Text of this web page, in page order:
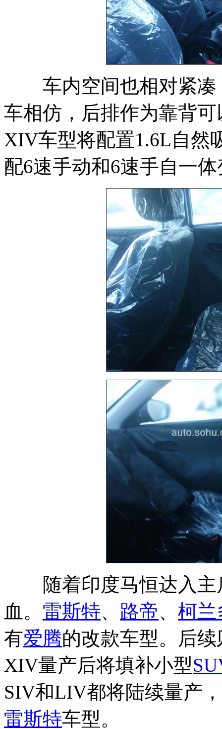
车内空间也相对紧凑
车相仿，后排作为靠背
XIV车型将配置1.6L自然
配6速手动和6速手自一
随着印度马恒达入主
血。 雷斯特、 路帝、 柯兰
有爱腾的改款车型。后
XIV量产后将填补小型
SIV和LIV都将陆续量产
雷斯特车型。